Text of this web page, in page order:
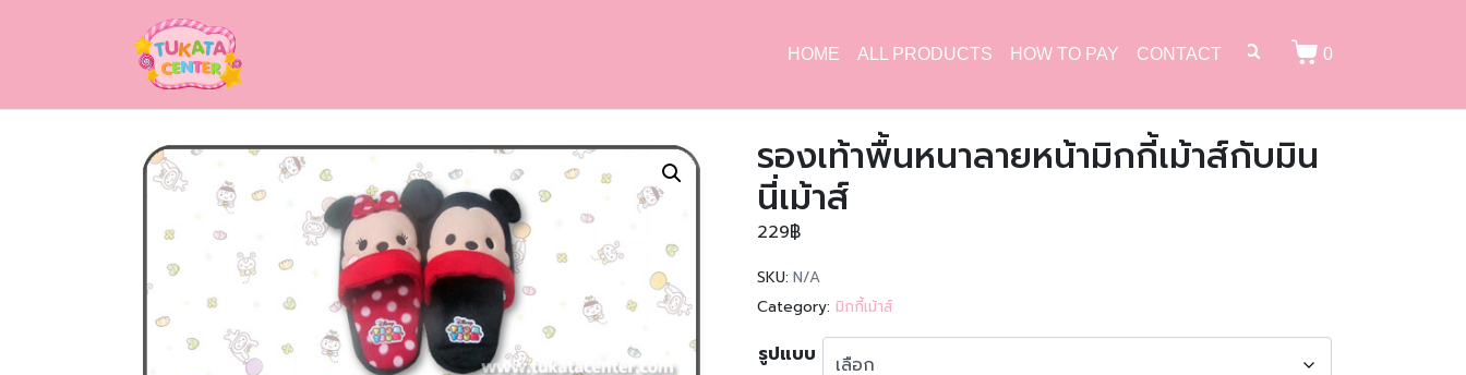
HOME ALL PRODUCTS HOW TO PAY CONTACT 0
รองเท้าพื้นหนาลายหน้ามิกกี้เม้าส์กับมิน
นี่เม้าส์
229฿
SKU: N/A
Category: มิกกี้เม้าส์
รูปแบบ